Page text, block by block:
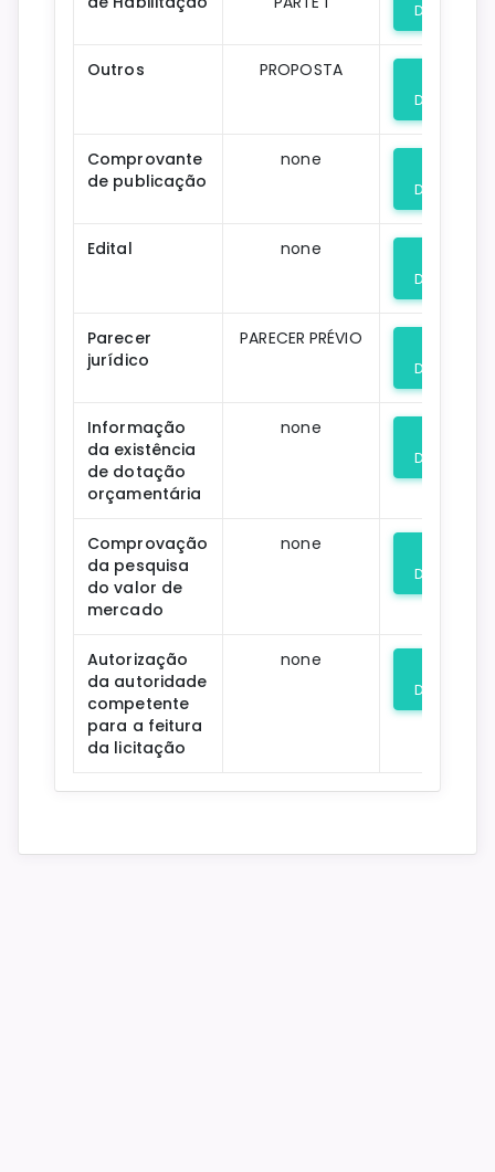
Download
Outros PROPOSTA
Download
Comprovante
de publicação
none
Download
Edital none
Download
Parecer
jurídico
PARECER PRÉVIO
Download
Informação
da existência
de dotação
orçamentária
none
Download
Comprovação
da pesquisa
do valor de
mercado
none
Download
Autorização
da autoridade
competente
para a feitura
da licitação
none
Download